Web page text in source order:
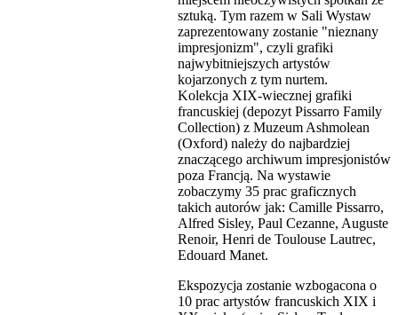
sztuką. Tym razem w Sali Wystaw
zaprezentowany zostanie "nieznany
impresjonizm", czyli grafiki
najwybitniejszych artystów
kojarzonych z tym nurtem.
Kolekcja XIX-wiecznej grafiki
francuskiej (depozyt Pissarro Family
Collection) z Muzeum Ashmolean
(Oxford) należy do najbardziej
znaczącego archiwum impresjonistów
poza Francją. Na wystawie
zobaczymy 35 prac graficznych
takich autorów jak: Camille Pissarro,
Alfred Sisley, Paul Cezanne, Auguste
Renoir, Henri de Toulouse Lautrec,
Edouard Manet.
Ekspozycja zostanie wzbogacona o
10 prac artystów francuskich XIX i